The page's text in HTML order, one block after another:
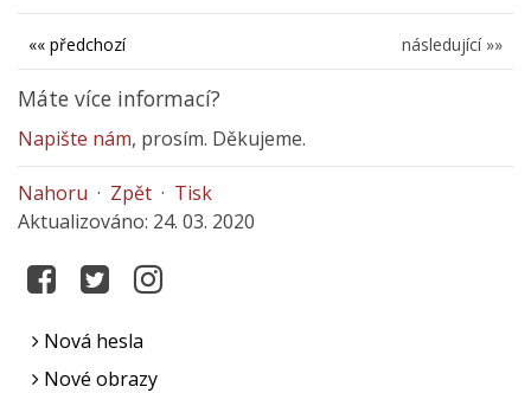
následující »»
«« předchozí
Máte více informací?
Napište nám, prosím. Děkujeme.
Nahoru · Zpět · Tisk
Aktualizováno: 24. 03. 2020
Nová hesla
Nové obrazy